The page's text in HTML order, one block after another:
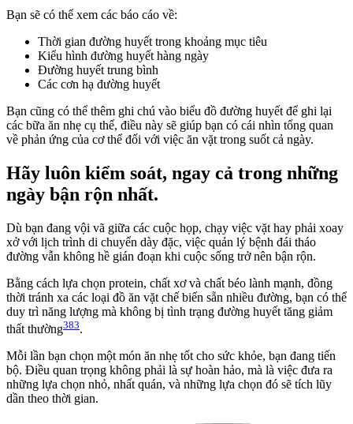
Bạn sẽ có thể xem các báo cáo về:
Thời gian đường huyết trong khoảng mục tiêu
Kiểu hình đường huyết hàng ngày
Đường huyết trung bình
Các cơn hạ đường huyết
Bạn cũng có thể thêm ghi chú vào biểu đồ đường huyết để ghi lại
các bữa ăn nhẹ cụ thể, điều này sẽ giúp bạn có cái nhìn tổng quan
về phản ứng của cơ thể đối với việc ăn vặt trong suốt cả ngày.
Hãy luôn kiểm soát, ngay cả trong những
ngày bận rộn nhất.
Dù bạn đang vội vã giữa các cuộc họp, chạy việc vặt hay phải xoay
xở với lịch trình di chuyển dày đặc, việc quản lý bệnh đái tháo
đường vẫn không hề gián đoạn khi cuộc sống trở nên bận rộn.
Bằng cách lựa chọn protein, chất xơ và chất béo lành mạnh, đồng
thời tránh xa các loại đồ ăn vặt chế biến sẵn nhiều đường, bạn có thể
duy trì năng lượng mà không bị tình trạng đường huyết tăng giảm
thất thường383.
Mỗi lần bạn chọn một món ăn nhẹ tốt cho sức khỏe, bạn đang tiến
bộ. Điều quan trọng không phải là sự hoàn hảo, mà là việc đưa ra
những lựa chọn nhỏ, nhất quán, và những lựa chọn đó sẽ tích lũy
dần theo thời gian.